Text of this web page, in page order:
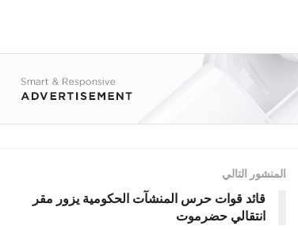
المنشور التالي
قائد قوات حرس المنشآت الحكومية يزور مقر
انتقالي حضرموت